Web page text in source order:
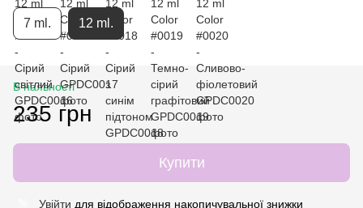
7 ml. 12 ml.
В наявності
235 грн
Купити
Увійти для відображення накопичувальної знижки